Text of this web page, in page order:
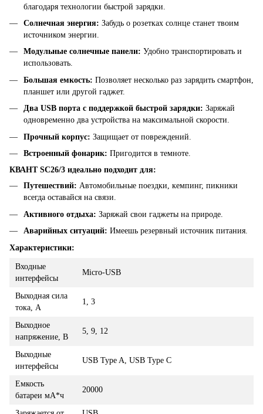
благодаря технологии быстрой зарядки.
Солнечная энергия: Забудь о розетках солнце станет твоим
источником энергии.
Модульные солнечные панели: Удобно транспортировать и
использовать.
Большая емкость: Позволяет несколько раз зарядить смартфон,
планшет или другой гаджет.
Два USB порта с поддержкой быстрой зарядки: Заряжай
одновременно два устройства на максимальной скорости.
Прочный корпус: Защищает от повреждений.
Встроенный фонарик: Пригодится в темноте.
КВАНТ SC26/3 идеально подходит для:
Путешествий: Автомобильные поездки, кемпинг, пикники
всегда оставайся на связи.
Активного отдыха: Заряжай свои гаджеты на природе.
Аварийных ситуаций: Имеешь резервный источник питания.
Характеристики:
Входные
интерфейсы
Micro-USB
Выходная сила
тока, А
1, 3
Выходное
напряжение, В
5, 9, 12
Выходные
интерфейсы
USB Type A, USB Type C
Емкость
батареи мА*ч
20000